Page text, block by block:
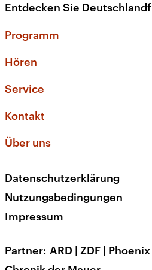
Entdecken Sie
Programm
Sendungen und
Musikliste
Kakadu – Das
Hören
Frequenzen (UKW +
Service
FAQ
Apps
Newsletter
Kontakt
Social Media
Über uns
Presse
Karriere
Transparenz
Datenschutzerklärung
Nutzungsbedingungen
Impressum
Partner ARD | ZDF | Phoenix